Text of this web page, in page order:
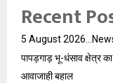
Recent
5 August
पापड़गाड़ भू-धंसाव क्षेत्र का
आवाजाही बहाल